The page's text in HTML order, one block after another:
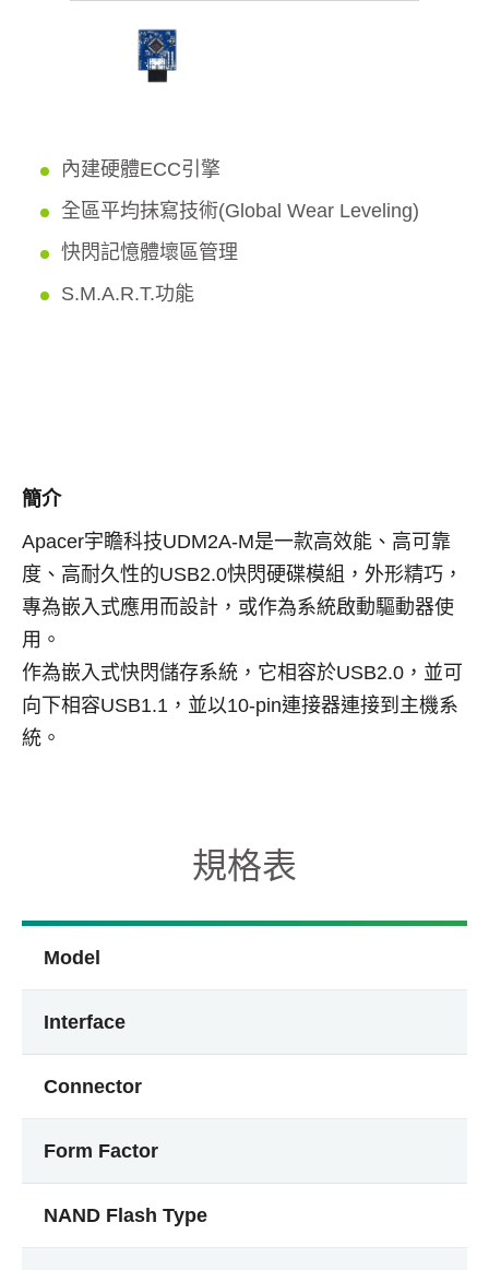
內建硬體ECC引擎
全區平均抹寫技術(Global Wear Leveling)
快閃記憶體壞區管理
S.M.A.R.T.功能
簡介
Apacer宇瞻科技UDM2A-M是一款高效能、高可靠
度、高耐久性的USB2.0快閃硬碟模組，外形精巧，
專為嵌入式應用而設計，或作為系統啟動驅動器使
用。
作為嵌入式快閃儲存系統，它相容於USB2.0 ，並可
向下相容USB1.1 ，並以10-pin連接器連接到主機系
統。
規格表
Model
Interface
Connector
Form Factor
NAND Flash Type